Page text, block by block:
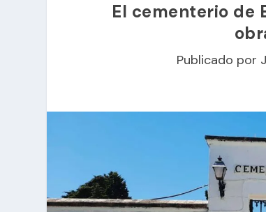
El cementerio de
Publicado por